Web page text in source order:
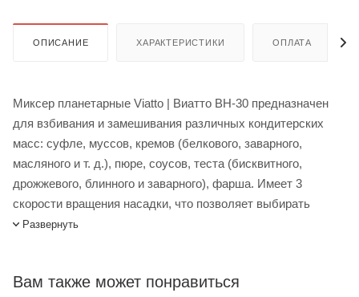
ОПИСАНИЕ ХАРАКТЕРИСТИКИ ОПЛАТА
Миксер планетарные Viatto | Виатто BH-30 предназначен
для взбивания и замешивания различных кондитерских
масс: суфле, муссов, кремов (белкового, заварного,
масляного и т. д.), пюре, соусов, теста (бисквитного,
дрожжевого, блинного и заварного), фарша. Имеет 3
скорости вращения насадки, что позволяет выбирать
оптимальный режим работы для приготовления различных
Комплект поставки: Венчик, лопатка, крюк
Развернуть
Вам также может понравиться